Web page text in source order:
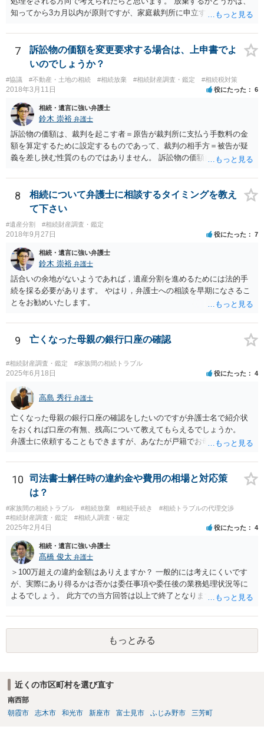
知ってから3カ月以内が原則ですが、家庭裁判所に申立すれば3カ月の
放棄するかどうか決めることができます。 銀行やサラ金が数年も放置
することはありませんので、数年後に借金が発見される可能性はほぼ
ありません。 なお、私が扱った相続放棄を検討していた案件で、期間
伸長して調査したところ、サラ金に対する過払金など相当な財産が見
つかったため相続したという事例がありました。
7
訴訟物の価額を変更要求する場合は、上申書でよ
いのでしょうか？
#協議 #不動産・土地の相続 #相続放棄 #相続財産調査・鑑定 #相続税対策
2018年3月11日 役にたった 6
相続・遺言に強い弁護士
鈴木 崇裕 弁護士
訴訟物の価額は、裁判を起こす者＝原告が裁判所に支払う手数料の金
額を算定するために設定するものであって、裁判の相手方＝被告が疑
義を差し挟む性質のものではありません。 訴訟物の価額自体が裁判の
したとしても、変更されることはありません。
8
相続について弁護士に相談するタイミングを教え
て下さい
#遺産分割 #相続財産調査・鑑定
2018年9月27日 役にたった 7
相続・遺言に強い弁護士
鈴木 崇裕 弁護士
話合いの余地がないようであれば，遺産分割を進めるためには法的手
続を採る必要があります。 やはり，弁護士への相談を早期になさるこ
とをお勧めいたします。
9 亡くなった母親の銀行口座の確認
#相続財産調査・鑑定 #家族間の相続トラブル
2025年6月18日 役にたった 4
高島 秀行 弁護士
亡くなった母親の銀行口座の確認をしたいのですが弁護士名で紹介状
をおくれば口座の有無、残高について教えてもらえるでしょうか。
弁護士に依頼することもできますが、あなたが戸籍でお母さんの相続
高は教えてくれると思います。 自分ではよくわからないということ
であれば、弁護士に相談し依頼されたら良いと思います。
10
司法書士解任時の違約金や費用の相場と対応策
は？
#家族間の相続トラブル #相続放棄 #相続手続き
#相続トラブルの代理交渉
#相続財産調査・鑑定
#相続人調査・確定
2025年2月4日 役にたった 4
相続・遺言に強い弁護士
髙橋 俊太 弁護士
＞100万超えの違約金額はありえますか？ 一般的には考えにくいです
が、実際にあり得るかは否かは委任事項や委任後の業務処理状況等に
よるでしょう。 此方での当方回答は以上で終了となりますが、参考に
もっとみる
近くの市区町村を選び直す
南西部
朝霞市
志木市 和光市 新座市 富士見市 ふじみ野市 三芳町